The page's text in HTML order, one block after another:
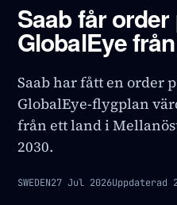
Saab får order
GlobalEye
Saab har fått en order
GlobalEye-flygplan
från ett land i
2030.
SWEDEN27 Jul 2026Uppdaterad